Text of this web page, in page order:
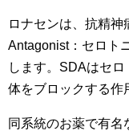
ロナセンは、抗精
Antagonist：セロト
します。SDAはセ
体をブロックする作
同系統のお薬で有